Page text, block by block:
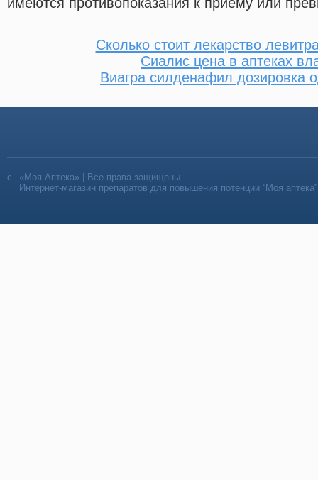
Сколько стоит лекарство
Сиалис цена в аптеках
Виагра силденафил дозировка
«Моя Аптека» | Все права защищены
Интернет-магазин препаратов для повышения потенции “Моя